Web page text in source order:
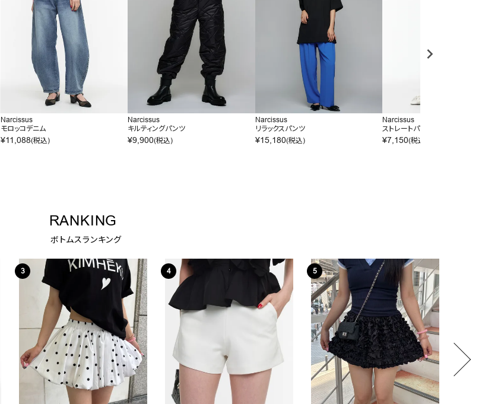
Narcissus
モロッコデニム
¥11,088(税込)
Narcissus
キルティングパンツ
¥9,900(税込)
Narcissus
リラックスパンツ
¥15,180(税込)
Narcissus
ストレートパンツ
¥7,150(税込)
RANKING
ボトムスランキング